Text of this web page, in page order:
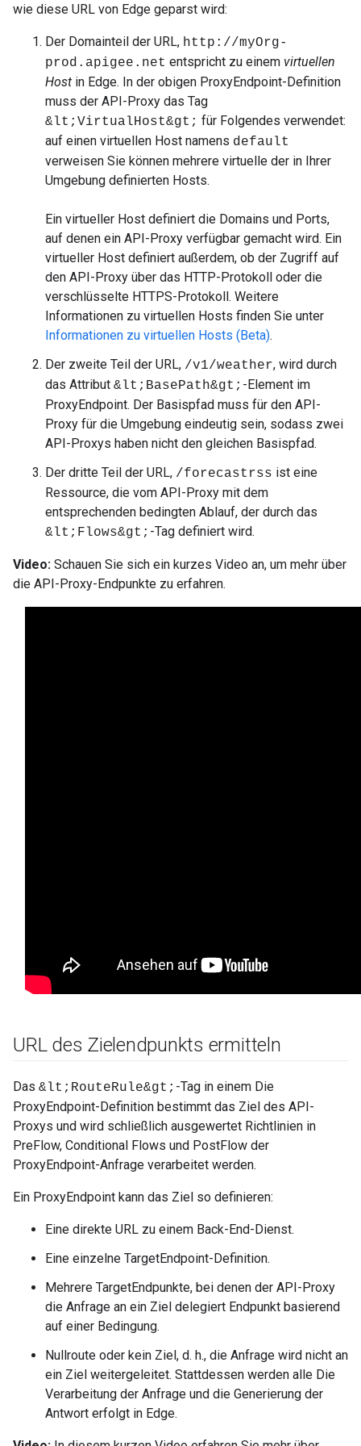
wie diese URL von Edge geparst wird:
Der Domainteil der URL, http://myOrg-
prod.apigee.net entspricht zu einem virtuellen
Host in Edge. In der obigen ProxyEndpoint-Definition
muss der API-Proxy das Tag
&lt;VirtualHost&gt; für Folgendes verwendet:
auf einen virtuellen Host namens default
verweisen Sie können mehrere virtuelle der in Ihrer
Umgebung definierten Hosts.
Ein virtueller Host definiert die Domains und Ports,
auf denen ein API-Proxy verfügbar gemacht wird. Ein
virtueller Host definiert außerdem, ob der Zugriff auf
den API-Proxy über das HTTP-Protokoll oder die
verschlüsselte HTTPS-Protokoll. Weitere
Informationen zu virtuellen Hosts finden Sie unter
Informationen zu virtuellen Hosts (Beta).
Der zweite Teil der URL, /v1/weather, wird durch
das Attribut &lt;BasePath&gt; -Element im
ProxyEndpoint. Der Basispfad muss für den API-
Proxy für die Umgebung eindeutig sein, sodass zwei
API-Proxys haben nicht den gleichen Basispfad.
Der dritte Teil der URL, /forecastrss ist eine
Ressource, die vom API-Proxy mit dem
entsprechenden bedingten Ablauf, der durch das
&lt;Flows&gt; -Tag definiert wird.
Video: Schauen Sie sich ein kurzes Video an, um mehr über
die API-Proxy-Endpunkte zu erfahren.
URL des Zielendpunkts ermitteln
Das &lt;RouteRule&gt; -Tag in einem Die
ProxyEndpoint-Definition bestimmt das Ziel des API-
Proxys und wird schließlich ausgewertet Richtlinien in
PreFlow, Conditional Flows und PostFlow der
ProxyEndpoint-Anfrage verarbeitet werden.
Ein ProxyEndpoint kann das Ziel so definieren:
Eine direkte URL zu einem Back-End-Dienst.
Eine einzelne TargetEndpoint-Definition.
Mehrere TargetEndpunkte, bei denen der API-Proxy
die Anfrage an ein Ziel delegiert Endpunkt basierend
auf einer Bedingung.
Nullroute oder kein Ziel, d. h., die Anfrage wird nicht an
ein Ziel weitergeleitet. Stattdessen werden alle Die
Verarbeitung der Anfrage und die Generierung der
Antwort erfolgt in Edge.